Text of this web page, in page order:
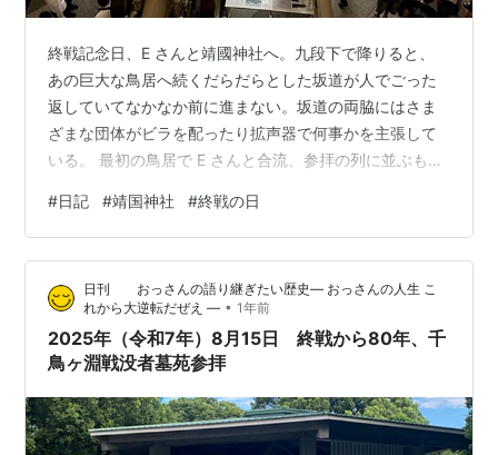
終戦記念日、E さんと靖國神社へ。九段下で降りると、
あの巨大な鳥居へ続くだらだらとした坂道が人でごった
返していてなかなか前に進まない。坂道の両脇にはさま
ざまな団体がビラを配ったり拡声器で何事かを主張して
いる。 最初の鳥居で E さんと合流、参拝の列に並ぶも先
「遊就館」だけ見学することに。 １階の無料展示は何度
か見ているが、有料の２階へ入るのは初めて。 予想した
通り、歴史や政治に興味が薄いといまいちピンと来ない
のであったが、要はこの国の戦争の歴史、その博物館で
ある。 「生麦事件」とは大名行列を横切った英国人が斬
られて殺害された事件の事、死んでもラッ…
#日記 #靖国神社 #終戦の日
日刊 おっさんの語り継ぎたい歴史― おっさんの人生 こ
れから大逆転だぜえ ― • 1年前
2025年（令和7年）8月15日 終戦から80年、千
鳥ヶ淵戦没者墓苑参拝